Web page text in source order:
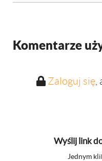
Komentarze
Zaloguj się,
Wyślij link
Jednym